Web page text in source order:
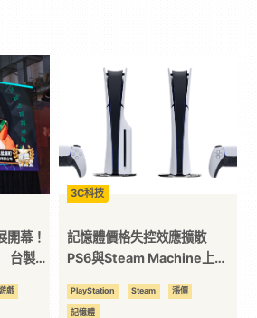
幕！
台製遊
戲
3C科技
記憶體價格失控效應擴散
PS6與Steam Machine上市
PlayStation Steam 漲價
記憶體